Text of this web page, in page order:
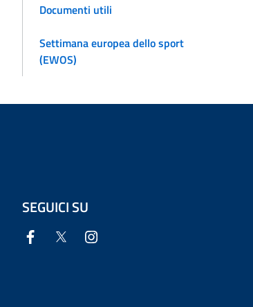
Documenti utili
Settimana europea dello sport
(EWOS)
SEGUICI SU